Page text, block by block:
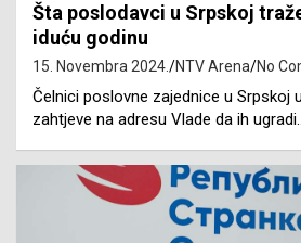
Šta poslodavci u Srpskoj
iduću godinu
15. Novembra 2024. NTV Arena No
Čelnici poslovne zajednice u Srpskoj
zahtjeve na adresu Vlade da ih